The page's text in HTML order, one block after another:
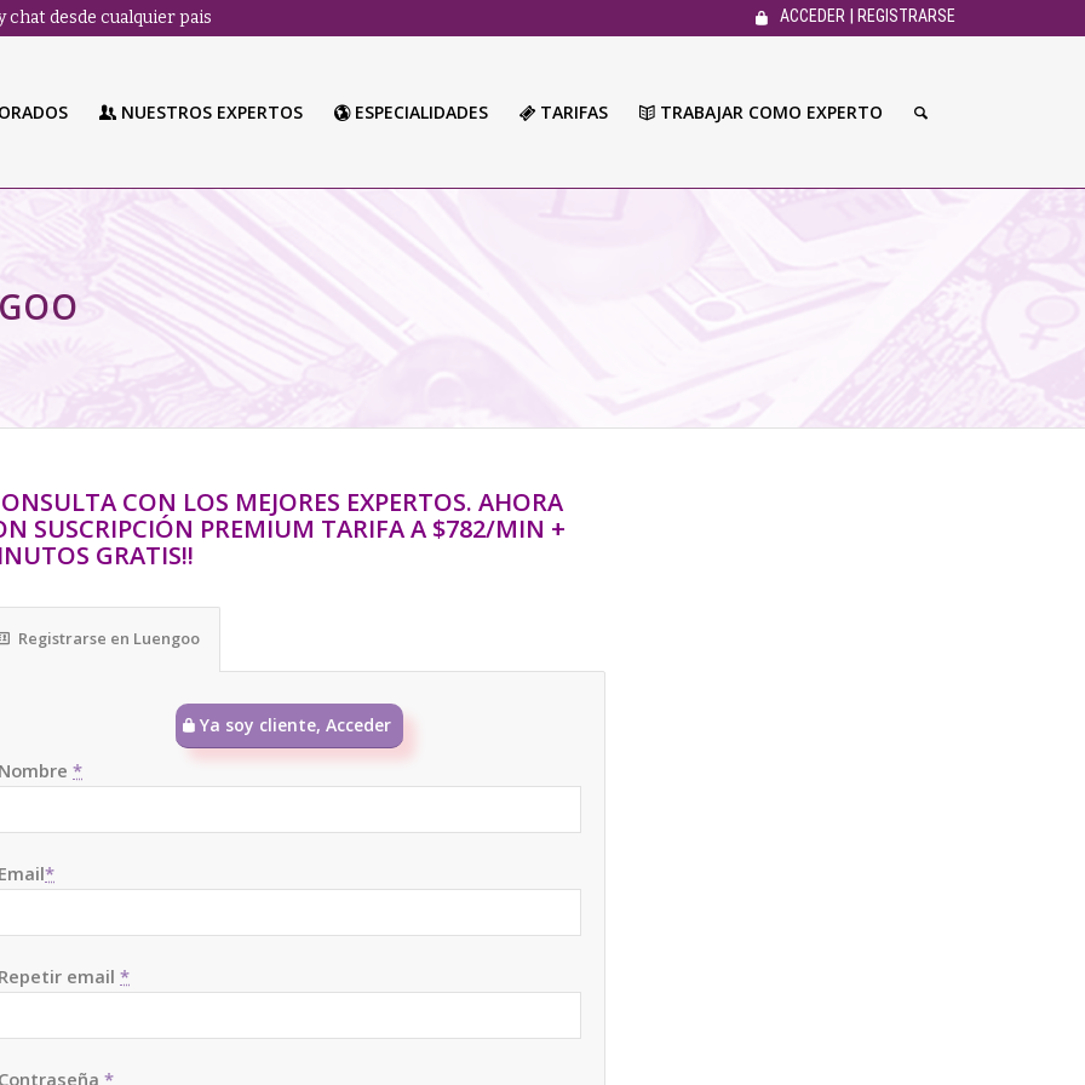
ACCEDER| REGISTRARSE
desde cualquier pais
NUESTROS EXPERTOS ESPECIALIDADES TARIFAS TRABAJAR COMO EXPERTO
CON LOS MEJORES EXPERTOS. AHORA
SUSCRIPCIÓN PREMIUM TARIFA A $782/MIN +
GRATIS!!
Registrarse en Luengoo
Ya soy cliente, Acceder
*
*
email*
*